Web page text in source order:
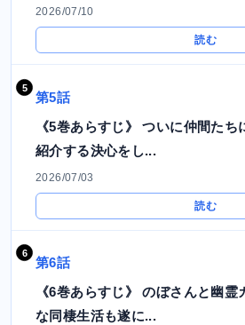
2026/07/10
読む
第5話
《5巻あらすじ》 ついに仲間た
紹介する決心をし...
2026/07/03
読む
第6話
《6巻あらすじ》 のぼさんと幽
な同棲生活も遂に...